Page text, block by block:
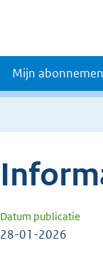
Mijn
Datum publicatie
28-01-2026